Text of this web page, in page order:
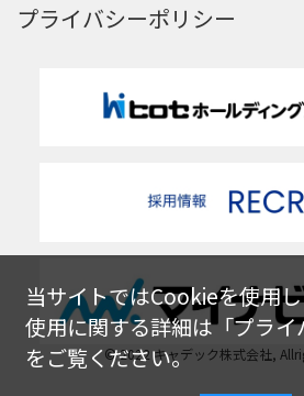
当サイトではCookieを使用
使用に関する詳細は「プライ
をご覧ください。
プライバシーポリシー
© 2022 キャデック株式会社,